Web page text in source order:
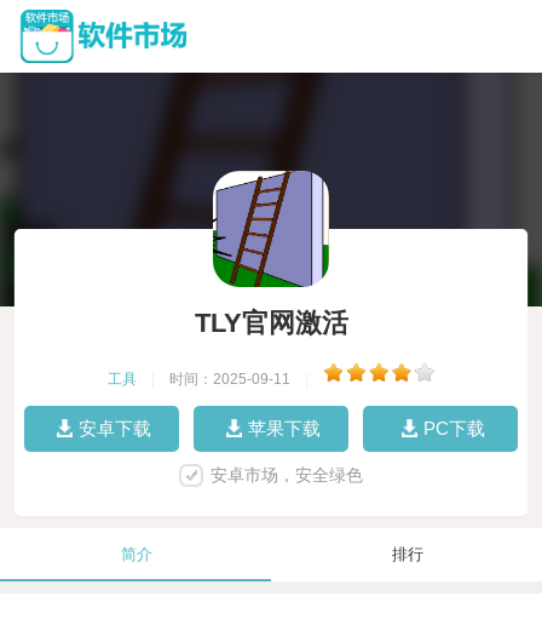
TLY官网激活
工具 时间：2025-09-11
安卓下载 苹果下载 PC下载
安卓市场，安全绿色
简介 排行